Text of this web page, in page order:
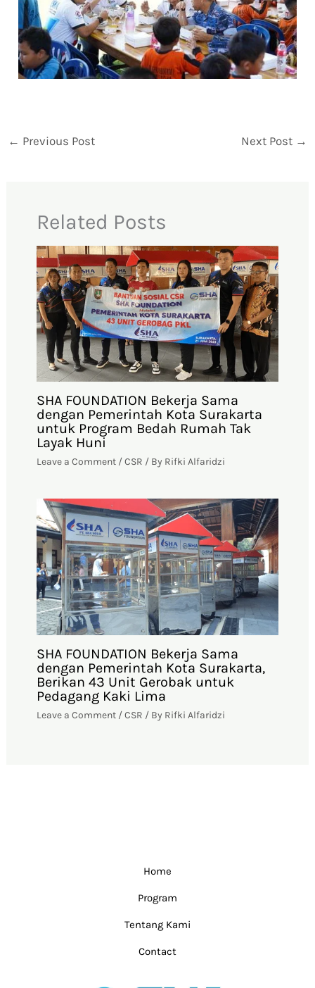
← Previous Post Next Post →
Related Posts
SHA FOUNDATION Bekerja Sama
dengan Pemerintah Kota Surakarta
untuk Program Bedah Rumah Tak
Layak Huni
Leave a Comment /CSR / By Rifki Alfaridzi
SHA FOUNDATION Bekerja Sama
dengan Pemerintah Kota Surakarta,
Berikan 43 Unit Gerobak untuk
Pedagang Kaki Lima
Leave a Comment /CSR / By Rifki Alfaridzi
Home
Program
Tentang Kami
Contact